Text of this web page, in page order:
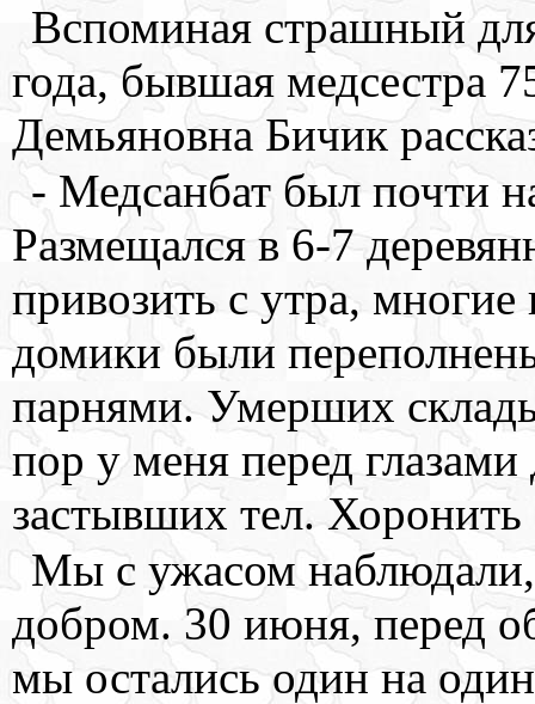
Вспоминая страшный
года, бывшая медсестра
Демьяновна Бичик
- Медсанбат был почти
Размещался в 6-7
привозить с утра,
домики были
парнями. Умерших
пор у меня перед
застывших тел.
Мы с ужасом наблюдали,
добром. 30 июня, перед
мы остались один на